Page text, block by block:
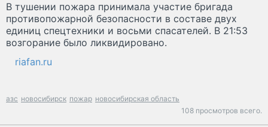
В тушении пожара принимала участие бригада
противопожарной безопасности в составе двух
единиц спецтехники и восьми спасателей. В 21:53
возгорание было ликвидировано.
riafan.ru
азс новосибирск пожар новосибирская область
108 просмотров всего.